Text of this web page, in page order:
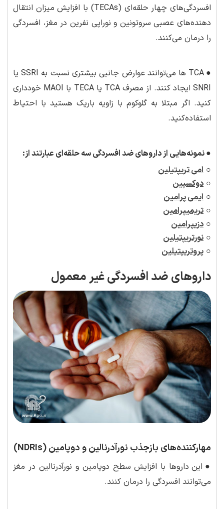
افسردگی‌های چهار حلقه‌ای (TECAs) با افزایش میزان انتقال
دهنده‌های عصبی سروتونین و نوراپی نفرین در مغز، افسردگی
را درمان می‌کنند.
●
TCA ها می‌توانند عوارض جانبی بیشتری نسبت به SSRI یا
SNRI ایجاد کنند. از مصرف TCA یا TECA با MAOI خودداری
کنید. اگر مبتلا به گلوکوم با زاویه باریک هستید با احتیاط
استفاده‌کنید.
●نمونه‌هایی از داروهای ضد افسردگی سه حلقهای عبارتند از:
○ امی تریپتیلین
○ دوکسپین
○ ایمی پرامین
○ تریمیپرامین
○ دزیپرامین
○ نورتریپتیلین
○ پروتریپتیلین
داروهای ضد افسردگی غیر معمول
مهارکننده‌های بازجذب نورآدرنالین و دوپامین (NDRIs)
● این داروها با افزایش سطح دوپامین و نورآدرنالین در مغز
می‌توانند افسردگی را درمان کنند.